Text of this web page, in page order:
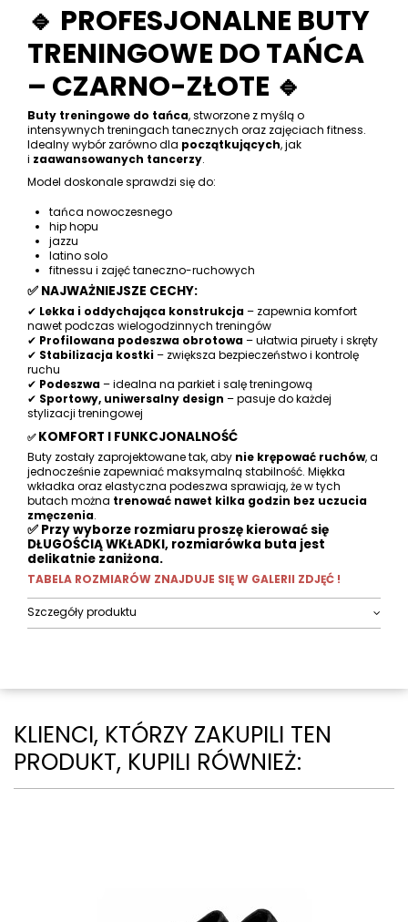
🔹 PROFESJONALNE BUTY
TRENINGOWE DO TAŃCA
– CZARNO-ZŁOTE 🔹
Buty treningowe do tańca, stworzone z myślą o
intensywnych treningach tanecznych oraz zajęciach fitness.
Idealny wybór zarówno dla początkujących, jak
i zaawansowanych tancerzy.
Model doskonale sprawdzi się do:
tańca nowoczesnego
hip hopu
jazzu
latino solo
fitnessu i zajęć taneczno-ruchowych
✅ NAJWAŻNIEJSZE CECHY:
✔ Lekka i oddychająca konstrukcja– zapewnia komfort
nawet podczas wielogodzinnych treningów
✔ Profilowana podeszwa obrotowa– ułatwia piruety i skręty
✔ Stabilizacja kostki– zwiększa bezpieczeństwo i kontrolę
ruchu
✔ Podeszwa– idealna na parkiet i salę treningową
✔ Sportowy, uniwersalny design – pasuje do każdej
stylizacji treningowej
✅KOMFORT I FUNKCJONALNOŚĆ
Buty zostały zaprojektowane tak, aby nie krępować ruchów, a
jednocześnie zapewniać maksymalną stabilność. Miękka
wkładka oraz elastyczna podeszwa sprawiają, że w tych
butach można trenować nawet kilka godzin bez uczucia
zmęczenia.
✅ Przy wyborze rozmiaru proszę kierować się
DŁUGOŚCIĄ WKŁADKI, rozmiarówka buta jest
delikatnie zaniżona.
TABELA ROZMIARÓW ZNAJDUJE SIĘ W GALERII ZDJĘĆ !
Szczegóły produktu
KLIENCI, KTÓRZY ZAKUPILI TEN
PRODUKT, KUPILI RÓWNIEŻ: